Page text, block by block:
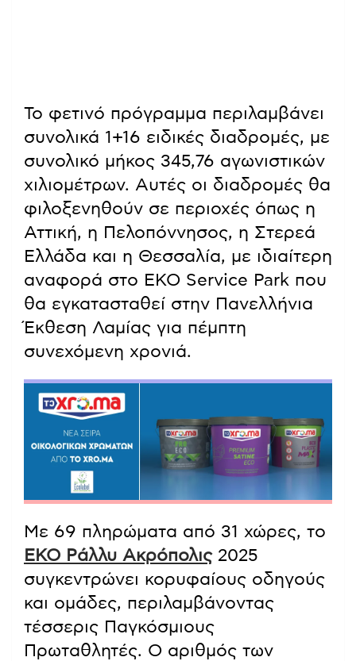
Το φετινό πρόγραμμα περιλαμβάνει
συνολικά 1+16 ειδικές διαδρομές, με
συνολικό μήκος 345,76 αγωνιστικών
χιλιομέτρων. Αυτές οι διαδρομές θα
φιλοξενηθούν σε περιοχές όπως η
Αττική, η Πελοπόννησος, η Στερεά
Ελλάδα και η Θεσσαλία, με ιδιαίτερη
αναφορά στο EKO Service Park που
θα εγκατασταθεί στην Πανελλήνια
Έκθεση Λαμίας για πέμπτη
συνεχόμενη χρονιά.
Με 69 πληρώματα από 31 χώρες, το
ΕΚΟ Ράλλυ Ακρόπολις2025
συγκεντρώνει κορυφαίους οδηγούς
και ομάδες, περιλαμβάνοντας
τέσσερις Παγκόσμιους
Πρωταθλητές. Ο αριθμός των